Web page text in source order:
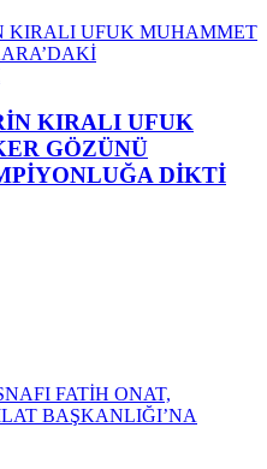
KIRALI UFUK
GÖZÜNÜ
DİKTİ